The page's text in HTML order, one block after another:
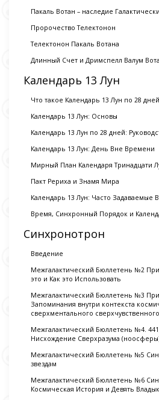
Пакаль Вотан – наследие
Пророчество Телектонон
Телектонон Пакаль Вотана
Длинный Счет и Дримспелл Валум
Календарь 13 Лун
Что такое Календарь 13 Лун по 28
Календарь 13 Лун: Основы
Календарь 13 Лун по 28 дней:
Календарь 13 Лун: День Вне Времени
Мирный План Календаря Тринадцати
Пакт Рериха и Знамя Мира
Календарь 13 Лун: Часто Задаваемые
Время, Синхронный Порядок и
Синхронотрон
Введение
Межгалактический Бюллетень №2
это и Как это Использовать
Межгалактический Бюллетень №3
Запоминания внутри контекста
сверхментального
Межгалактический Бюллетень №4.
Нисхождение Сверхразума
Межгалактический Бюллетень №5
звездам
Межгалактический Бюллетень №6
Космическая История и Девять